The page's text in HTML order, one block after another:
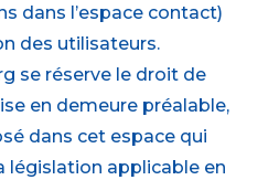
dans l’espace contact)
des utilisateurs.
se réserve le droit de
en demeure préalable,
dans cet espace qui
législation applicable en